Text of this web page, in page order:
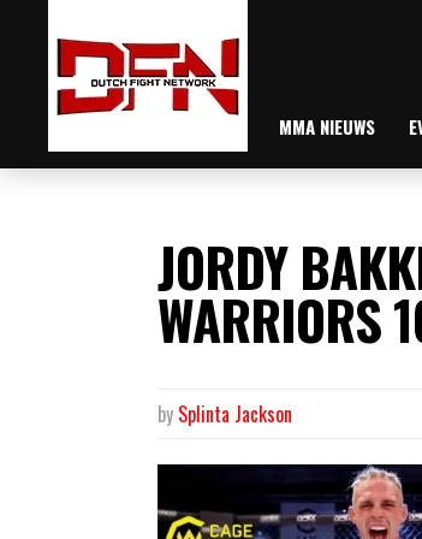
MMA NIEUWS
JORDY
WARRIORS
by Splinta Jackson